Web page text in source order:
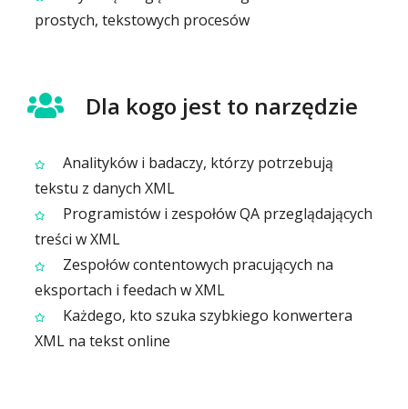
prostych, tekstowych procesów
Dla kogo jest to narzędzie
Analityków i badaczy, którzy potrzebują
tekstu z danych XML
Programistów i zespołów QA przeglądających
treści w XML
Zespołów contentowych pracujących na
eksportach i feedach w XML
Każdego, kto szuka szybkiego konwertera
XML na tekst online